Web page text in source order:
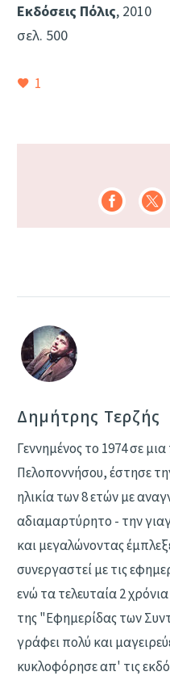
Εκδόσεις Πόλις, 2010
σελ. 500
1
Δημήτρης Τερζής
Γεννημένος το 1974 σε
Πελοποννήσου, έστησε
ηλικία των 8 ετών με
αδιαμαρτύρητο - την
και μεγαλώνοντας
συνεργαστεί με τις
ενώ τα τελευταία 2
της "Εφημερίδας των
γράφει πολύ και
κυκλοφόρησε απ' τις